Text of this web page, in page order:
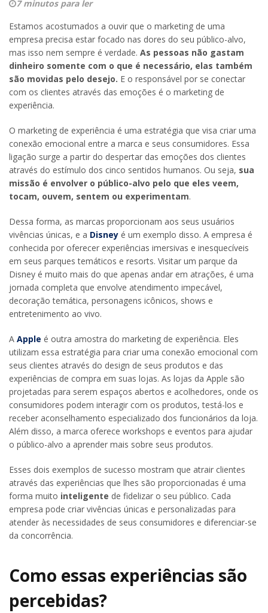
7 minutos para ler
Estamos acostumados a ouvir que o marketing de uma
empresa precisa estar focado nas dores do seu público-alvo,
mas isso nem sempre é verdade. As pessoas não gastam
dinheiro somente com o que é necessário, elas também
são movidas pelo desejo. E o responsável por se conectar
com os clientes através das emoções é o marketing de
experiência.
O marketing de experiência é uma estratégia que visa criar uma
conexão emocional entre a marca e seus consumidores. Essa
ligação surge a partir do despertar das emoções dos clientes
através do estímulo dos cinco sentidos humanos. Ou seja, sua
missão é envolver o público-alvo pelo que eles veem,
tocam, ouvem, sentem ou experimentam.
Dessa forma, as marcas proporcionam aos seus usuários
vivências únicas, e a Disney é um exemplo disso. A empresa é
conhecida por oferecer experiências imersivas e inesquecíveis
em seus parques temáticos e resorts. Visitar um parque da
Disney é muito mais do que apenas andar em atrações, é uma
jornada completa que envolve atendimento impecável,
decoração temática, personagens icônicos, shows e
entretenimento ao vivo.
A Apple é outra amostra do marketing de experiência. Eles
utilizam essa estratégia para criar uma conexão emocional com
seus clientes através do design de seus produtos e das
experiências de compra em suas lojas. As lojas da Apple são
projetadas para serem espaços abertos e acolhedores, onde os
consumidores podem interagir com os produtos, testá-los e
receber aconselhamento especializado dos funcionários da loja.
Além disso, a marca oferece workshops e eventos para ajudar
o público-alvo a aprender mais sobre seus produtos.
Esses dois exemplos de sucesso mostram que atrair clientes
através das experiências que lhes são proporcionadas é uma
forma muito inteligente de fidelizar o seu público. Cada
empresa pode criar vivências únicas e personalizadas para
atender às necessidades de seus consumidores e diferenciar-se
da concorrência.
Como essas experiências são
percebidas?